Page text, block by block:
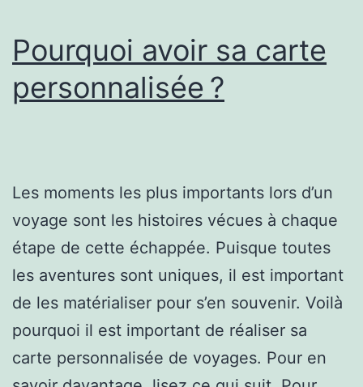
Pourquoi avoir sa carte
personnalisée ?
Les moments les plus importants lors d’un
voyage sont les histoires vécues à chaque
étape de cette échappée. Puisque toutes
les aventures sont uniques, il est important
de les matérialiser pour s’en souvenir. Voilà
pourquoi il est important de réaliser sa
carte personnalisée de voyages. Pour en